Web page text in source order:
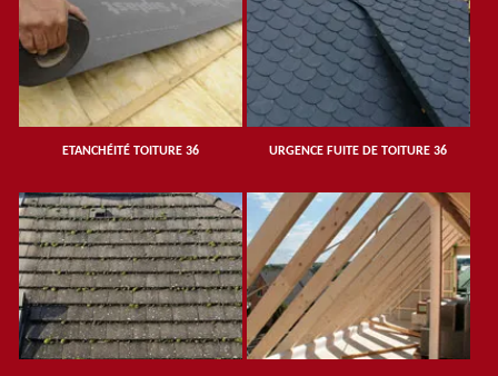
ETANCHÉITÉ TOITURE 36 URGENCE FUITE DE TOITURE 36